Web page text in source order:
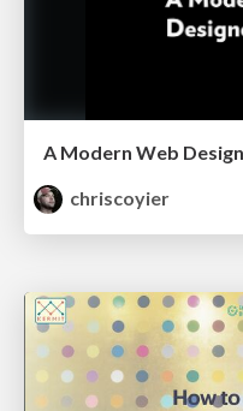
A Modern Web
chriscoyier